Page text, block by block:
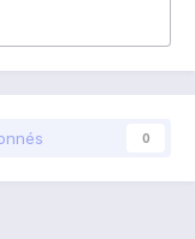
0